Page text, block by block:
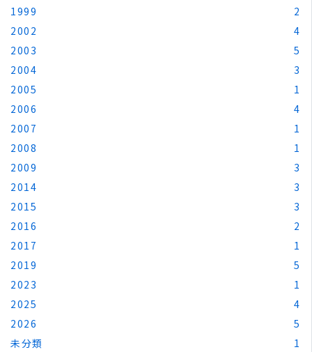
1999
2
2002
4
2003
5
2004
3
2005
1
2006
4
2007
1
2008
1
2009
3
2014
3
2015
3
2016
2
2017
1
2019
5
2023
1
2025
4
2026
5
未分類
1